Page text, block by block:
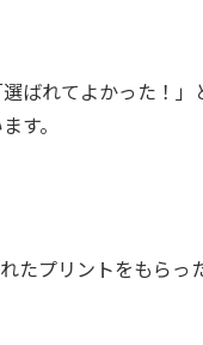
ばれてよかった！
す。
たプリントをもらっ